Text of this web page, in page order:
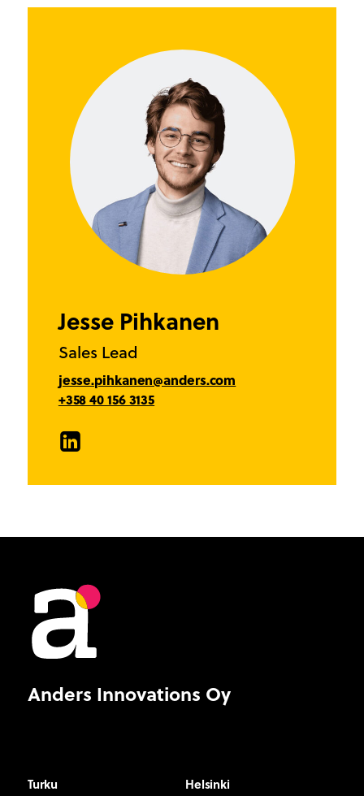
Jesse Pihkanen
Sales Lead
jesse.pihkanen@anders.com
+358 40 156 3135
LinkedIn
Anders Innovations Oy
Turku Helsinki